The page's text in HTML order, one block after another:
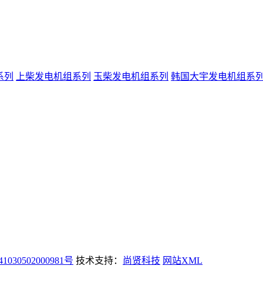
列 上柴发电机组系列 玉柴发电机组系列 韩国大宇发电机组系列
号 技术支持： 尚贤科技 网站XML